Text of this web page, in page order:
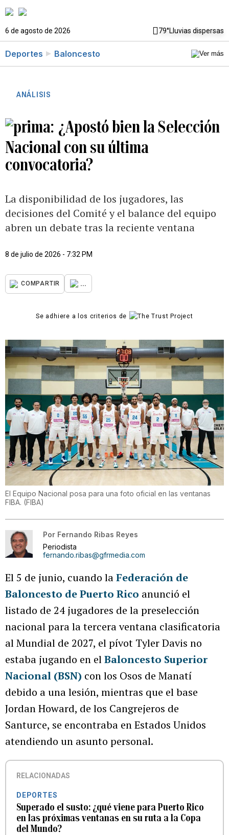
6 de agosto de 2026 79°Lluvias dispersas
Deportes Baloncesto
ANÁLISIS
¿Apostó bien la Selección
Nacional con su última
convocatoria?
La disponibilidad de los jugadores, las
decisiones del Comité y el balance del equipo
abren un debate tras la reciente ventana
8 de julio de 2026 - 7:32 PM
COMPARTIR ...
Se adhiere a los criterios de
El Equipo Nacional posa para una foto oficial en las ventanas
FIBA. (FIBA)
Por Fernando Ribas Reyes
Periodista
fernando.ribas@gfrmedia.com
El 5 de junio, cuando laFederación de
Baloncesto de Puerto Rico anunció el
listado de 24 jugadores de la preselección
nacional para la tercera ventana clasificatoria
al Mundial de 2027, el pívot Tyler Davis no
estaba jugando en elBaloncesto Superior
Nacional (BSN) con los Osos de Manatí
debido a una lesión, mientras que el base
Jordan Howard, de los Cangrejeros de
Santurce, se encontraba en Estados Unidos
atendiendo un asunto personal.
RELACIONADAS
DEPORTES
Superado el susto: ¿qué viene para Puerto Rico
en las próximas ventanas en su ruta a la Copa
del Mundo?